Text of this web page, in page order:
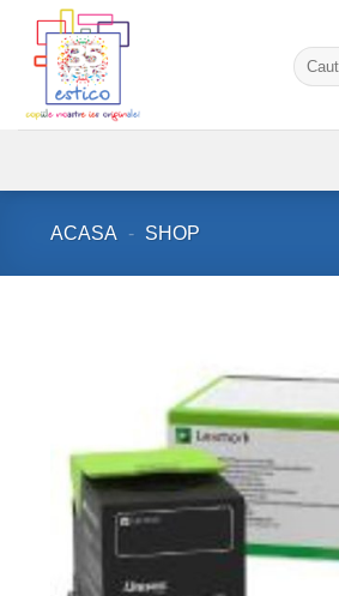
content
Caută
după:
ACASA - SHOP